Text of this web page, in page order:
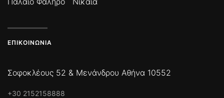
ΕΠΙΚΟΙΝΩΝΊΑ
Σοφοκλέους 52 & Μενάνδρου Αθήνα 10552
+30 2152158888